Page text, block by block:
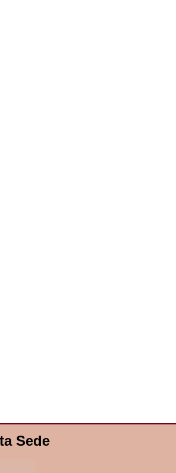
Sede